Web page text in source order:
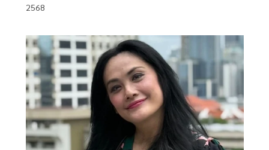
2568